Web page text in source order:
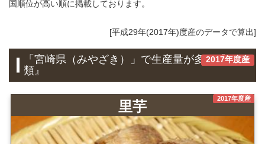
国順位が高い順に掲載しております。
[平成29年(2017年)度産のデータで算出]
2017年度産
「宮崎県（みやざき）」で生産量が多い『いも
類』
2017年度産
里芋